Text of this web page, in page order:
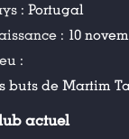
: Portugal
: 10
:
buts de Martim
actuel